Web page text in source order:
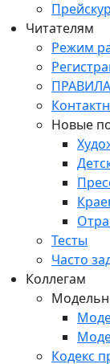
Читателям
Режим
Новые
Тесты
Часто
Коллегам
Кодекс